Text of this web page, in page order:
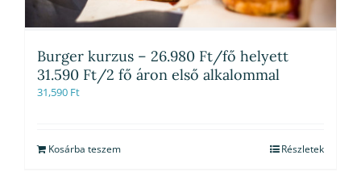
Burger kurzus – 26.980 Ft/fő helyett
31.590 Ft/2 fő áron első alkalommal
31,590 Ft
Kosárba teszem Részletek